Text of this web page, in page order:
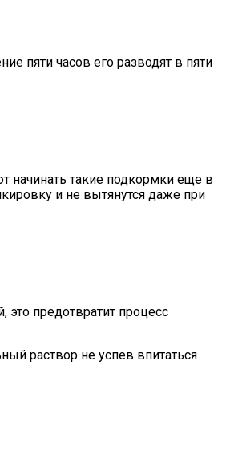
пяти часов его разводят в пяти
начинать такие подкормки еще в
и не вытянутся даже при
предотвратит процесс
раствор не успев впитаться